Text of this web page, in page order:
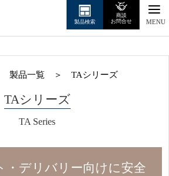
MENU
製品検索
商談
お問合せ
製品一覧 ＞ TAシリーズ
TAシリーズ
TA Series
・デリバリー向けに安全